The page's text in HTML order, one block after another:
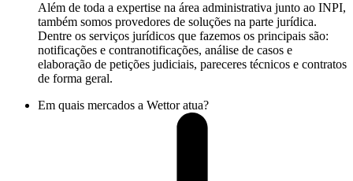
Além de toda a expertise na área administrativa junto ao INPI,
também somos provedores de soluções na parte jurídica.
Dentre os serviços jurídicos que fazemos os principais são:
notificações e contranotificações, análise de casos e
elaboração de petições judiciais, pareceres técnicos e contratos
de forma geral.
Em quais mercados a Wettor atua?